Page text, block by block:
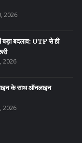
2026
बदलाव: OTP से ही
2026
के साथ ऑनलाइन
2026